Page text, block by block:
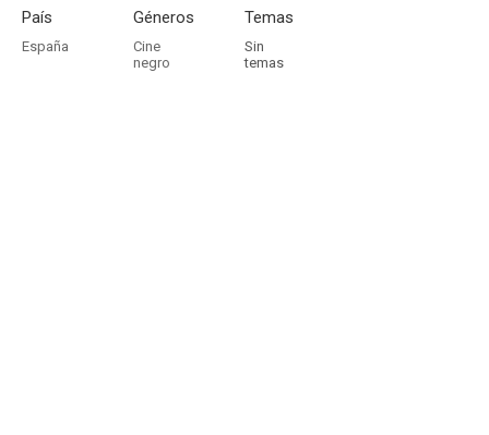
País
España
Géneros
Cine
negro
Temas
Sin
temas